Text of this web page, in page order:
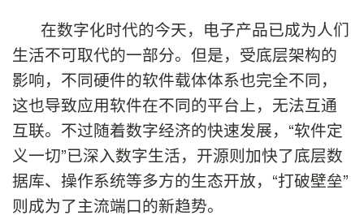
在数字化时代的今天，电子产品已成为人们
生活不可取代的一部分。但是，受底层架构的
影响，不同硬件的软件载体体系也完全不同，
这也导致应用软件在不同的平台上，无法互通
互联。不过随着数字经济的快速发展，“软件定
义一切”已深入数字生活，开源则加快了底层数
据库、操作系统等多方的生态开放，“打破壁垒”
则成为了主流端口的新趋势。